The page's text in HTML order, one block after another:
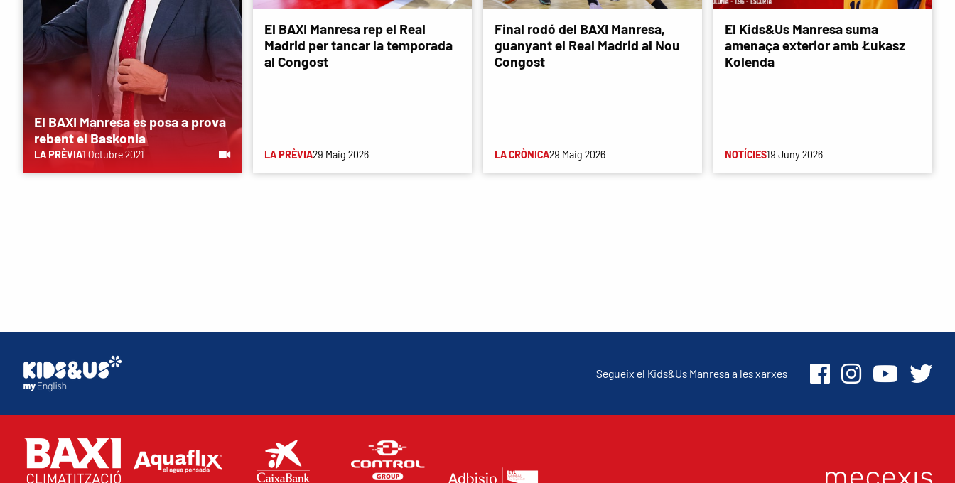
El BAXI Manresa es posa a prova
rebent el Baskonia
LA PRÈVIA1 Octubre 2021
El BAXI Manresa rep el Real
Madrid per tancar la temporada
al Congost
LA PRÈVIA29 Maig 2026
Final rodó del BAXI Manresa,
guanyant el Real Madrid al Nou
Congost
LA CRÒNICA29 Maig 2026
El Kids&Us Manresa suma
amenaça exterior amb Łukasz
Kolenda
NOTÍCIES19 Juny 2026
Segueix el Kids&Us Manresa a les xarxes